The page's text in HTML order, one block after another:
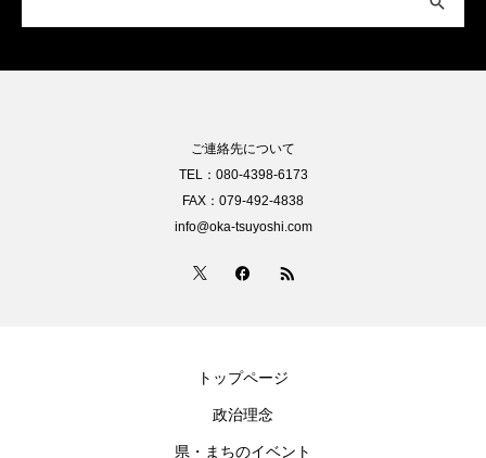
ご連絡先について
TEL：080-4398-6173
FAX：079-492-4838
info@oka-tsuyoshi.com
トップページ
政治理念
県・まちのイベント